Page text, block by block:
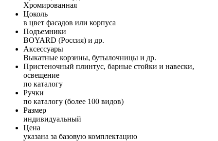
Хромированная
Цоколь
в цвет фасадов или корпуса
Подъемники
BOYARD (Россия) и др.
Аксессуары
Выкатные корзины, бутылочницы и др.
Пристеночный плинтус, барные стойки и навески,
освещение
по каталогу
Ручки
по каталогу (более 100 видов)
Размер
индивидуальный
Цена
указана за базовую комплектацию